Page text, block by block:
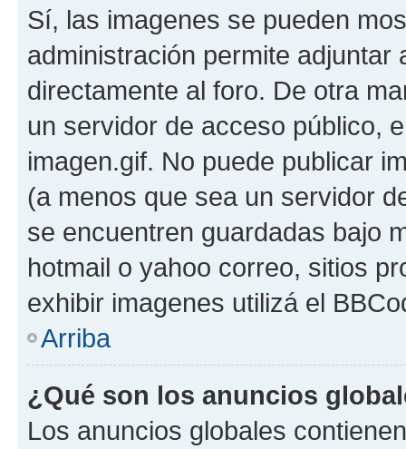
Sí, las imagenes se pueden
administración permite
directamente al foro. De otra
un servidor de acceso público,
imagen.gif. No puede publicar
(a menos que sea un servidor
se encuentren guardadas bajo
hotmail o yahoo correo, sitios
exhibir imagenes utilizá el
Arriba
¿Qué son los anuncios
Los anuncios globales